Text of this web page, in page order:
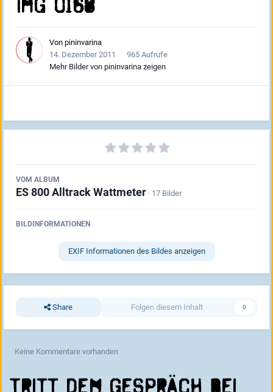
IMG 0168
Von pininvarina
14. Dezember 2011
965 Aufrufe
Mehr Bilder von pininvarina zeigen
VOM ALBUM
ES 800 Alltrack Wattmeter · 17 Bilder
BILDINFORMATIONEN
EXIF Informationen des Bildes anzeigen
Share Folgen diesem Inhalt 0
Keine Kommentare vorhanden
Tritt dem Gespräch bei